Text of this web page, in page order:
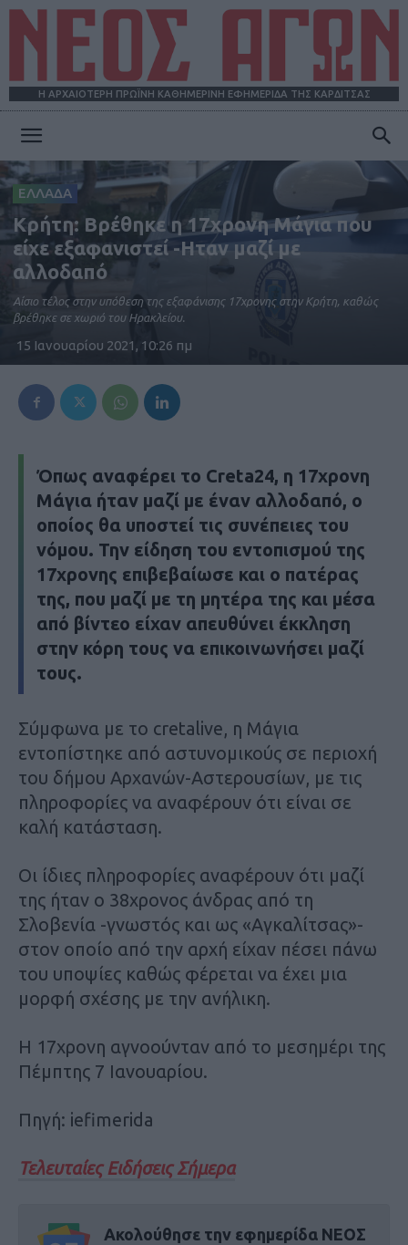
Η ΑΡΧΑΙΟΤΕΡΗ ΠΡΩΪΝΗ ΚΑΘΗΜΕΡΙΝΗ ΕΦΗΜΕΡΙΔΑ ΤΗΣ ΚΑΡΔΙΤΣΑΣ
ΑΓΩΝ
ΕΛΛΑΔΑ
Κρήτη: Βρέθηκε η 17χρονη Μάγια που
είχε εξαφανιστεί -Ηταν μαζί με
αλλοδαπό
Αίσιο τέλος στην υπόθεση της εξαφάνισης 17χρονης στην Κρήτη, καθώς
βρέθηκε σε χωριό του Ηρακλείου.
15 Ιανουαρίου 2021, 10:26 πμ
Όπως αναφέρει το Creta24, η 17χρονη
Μάγια ήταν μαζί με έναν αλλοδαπό, ο
οποίος θα υποστεί τις συνέπειες του
νόμου. Την είδηση του εντοπισμού της
17χρονης επιβεβαίωσε και ο πατέρας
της, που μαζί με τη μητέρα της και μέσα
από βίντεο είχαν απευθύνει έκκληση
στην κόρη τους να επικοινωνήσει μαζί
τους.
Σύμφωνα με το cretalive, η Μάγια
εντοπίστηκε από αστυνομικούς σε περιοχή
του δήμου Αρχανών-Αστερουσίων, με τις
πληροφορίες να αναφέρουν ότι είναι σε
καλή κατάσταση.
Οι ίδιες πληροφορίες αναφέρουν ότι μαζί
της ήταν ο 38χρονος άνδρας από τη
Σλοβενία -γνωστός και ως «Αγκαλίτσας»-
στον οποίο από την αρχή είχαν πέσει πάνω
του υποψίες καθώς φέρεται να έχει μια
μορφή σχέσης με την ανήλικη.
Η 17χρονη αγνοούνταν από το μεσημέρι της
Πέμπτης 7 Ιανουαρίου.
Πηγή: iefimerida
Τελευταίες Ειδήσεις Σήμερα
Ακολούθησε την εφημερίδα ΝΕΟΣ